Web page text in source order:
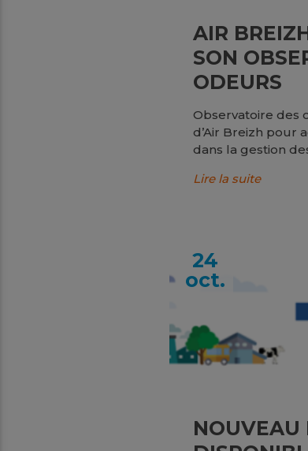
AIR
SON
ODEURS
Observatoire des
d’Air Breizh pour
dans la gestion
Lire la suite
24
oct.
NOUVEAU